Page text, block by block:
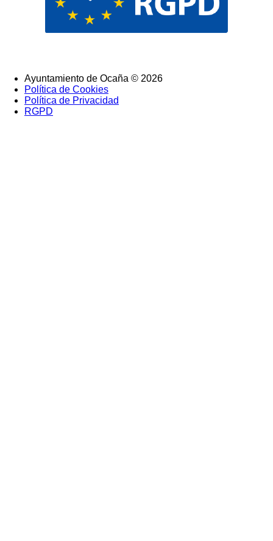
SubFooter
Ayuntamiento de Ocaña © 2026
Política de Cookies
Política de Privacidad
RGPD